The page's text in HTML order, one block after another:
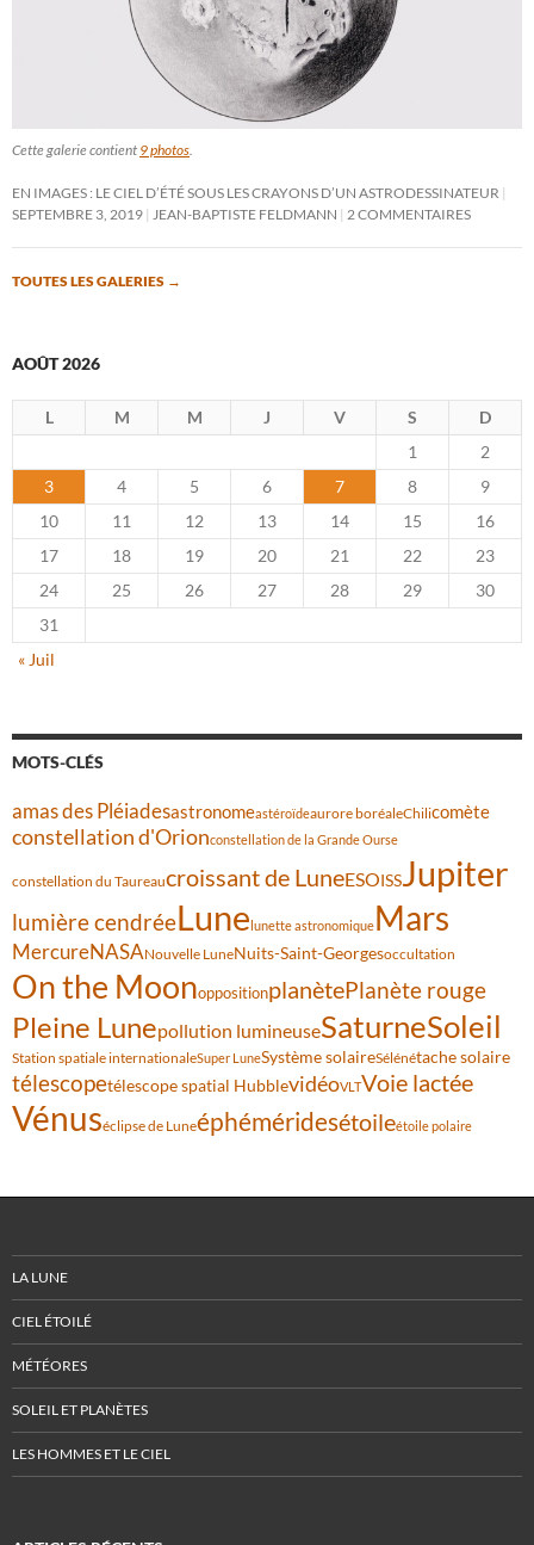
Cette galerie contient 9 photos.
EN IMAGES : LE CIEL D’ÉTÉ SOUS LES CRAYONS D’UN ASTRODESSINATEUR
SEPTEMBRE 3, 2019 JEAN-BAPTISTE FELDMANN 2 COMMENTAIRES
TOUTES LES GALERIES →
AOÛT 2026
L M M J V S
D
1
2
3
4 5 6 7 8
9
10
11 12 13 14 15
16
17
18 19 20 21 22
23
24
25 26 27 28 29
30
31
« Juil
MOTS-CLÉS
amas des Pléiadesastronomeastéroïdeaurore boréaleChilicomète
constellation d'Orionconstellation de la Grande Ourse
constellation du Taureaucroissant de LuneESOISSJupiter
lumière cendréeLunelunette astronomiqueMars
MercureNASANouvelle LuneNuits-Saint-Georgesoccultation
On the MoonoppositionplanètePlanète rouge
Pleine Lunepollution lumineuseSaturneSoleil
Station spatiale internationaleSuper LuneSystème solaireSélénétache solaire
télescopetélescope spatial HubblevidéoVLTVoie lactée
Vénuséclipse de Luneéphéméridesétoileétoile polaire
LA LUNE
CIEL ÉTOILÉ
MÉTÉORES
SOLEIL ET PLANÈTES
LES HOMMES ET LE CIEL